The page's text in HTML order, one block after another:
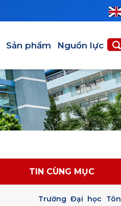
Sản phẩm Nguồn lực
TIN CÙNG MỤC
Trường Đại học Tôn